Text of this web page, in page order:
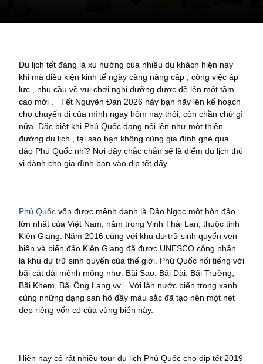
Du lịch tết đang là xu hướng của nhiều du khách hiện nay
khi mà điều kiện kinh tế ngày càng nâng câp , công việc áp
lực , nhu cầu về vui chơi nghỉ dưỡng được đề lên một tầm
cao mới . Tết Nguyên Đán 2026 này bạn hãy lên kế hoạch
cho chuyến đi của mình ngay hôm nay thôi, còn chần chừ gì
nữa .Đặc biệt khi Phú Quốc đang nổi lên như một thiên
đường du lịch , tại sao bạn không cùng gia đình ghé qua
đảo Phú Quốc nhỉ? Nơi đây chắc chắn sẽ là điểm du lịch thú
vị dành cho gia đình bạn vào dịp tết đấy.
Phú Quốc vốn được mệnh danh là Đảo Ngọc một hòn đảo
lớn nhất của Việt Nam, nằm trong Vịnh Thái Lan, thuộc tỉnh
Kiên Giang. Năm 2016 cùng với khu dự trữ sinh quyển ven
biển và biển đảo Kiên Giang đã được UNESCO công nhận
là khu dự trữ sinh quyển của thế giới. Phú Quốc nổi tiếng với
bãi cát dài mênh mông như: Bãi Sao, Bãi Dài, Bãi Trường,
Bãi Khem, Bãi Ông Lang,vv…Với làn nước biển trong xanh
cùng những dạng san hô đầy màu sắc đã tạo nên một nét
đẹp riêng vốn có của vùng biển này.
Hiện nay có rất nhiều tour du lịch Phú Quốc cho dịp tết 2019